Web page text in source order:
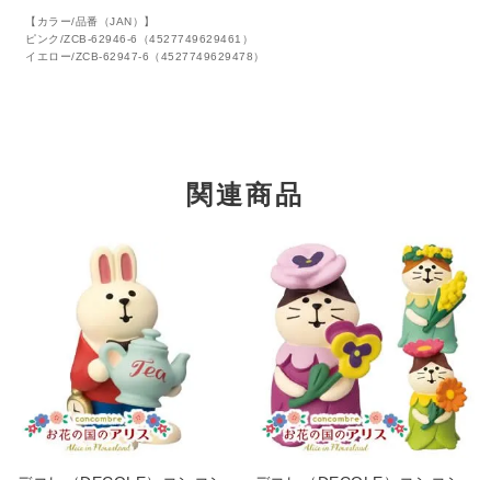
【カラー/品番（JAN）】
ピンク/ZCB-62946-6（4527749629461）
イエロー/ZCB-62947-6（4527749629478）
関連商品